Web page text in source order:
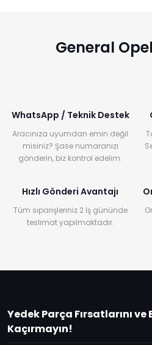
General Opel
WhatsApp / Teknik Destek
Aracınıza uyumdan emin değil
misiniz? Şase numaranızı
gönderin, biz kontrol edelim.
Hızlı Gönderi Avantajı
Tüm siparişleriniz 2 İş gününde
teslimat yapılmaktadır.
Yedek Parça Fırsatlarını
Kaçırmayın!